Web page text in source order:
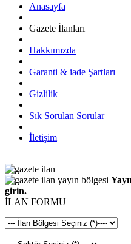
Anasayfa
|
Gazete İlanları
|
Hakkımızda
|
Garanti & iade Şartları
|
Gizlilik
|
Sık Sorulan Sorular
|
İletişim
girin.
İLAN FORMU